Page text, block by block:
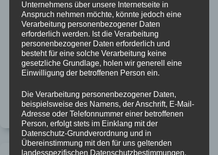
Panorama in voller Pracht ansehen Über nacht ist es
kalt aber klar geworden. Die Sonne gibt sich Mühe zu
wärmen. Und wir Radeln bis der Akku leer ist…
Unternehmens über unsere Internetseite in
Anspruch nehmen möchte, könnte jedoch eine
Verarbeitung personenbezogener Daten
erforderlich werden. Ist die Verarbeitung
personenbezogener Daten erforderlich und
besteht für eine solche Verarbeitung keine
gesetzliche Grundlage, holen wir generell eine
Einwilligung der betroffenen Person ein.
Die Verarbeitung personenbezogener Daten,
beispielsweise des Namens, der Anschrift, E-Mail-
Adresse oder Telefonnummer einer betroffenen
Person, erfolgt stets im Einklang mit der
Datenschutz-Grundverordnung und in
Übereinstimmung mit den für uns geltenden
landesspezifischen Datenschutzbestimmungen.